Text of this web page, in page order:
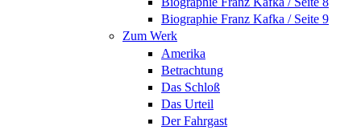
Biographie Franz Kafka / Seite 9
Zum Werk
Amerika
Betrachtung
Das Schloß
Das Urteil
Der Fahrgast